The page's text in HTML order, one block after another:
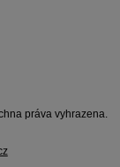
práva vyhrazena.